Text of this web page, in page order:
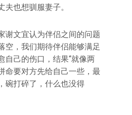
夫也想驯服妻子。
谢文宜认为伴侣之间的问题
空，我们期待伴侣能够满足
自己的伤口，结果“就像两
命要对方先给自己一些，最
碗打碎了，什么也没得